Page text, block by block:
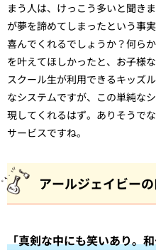
まう人は、けっこう多いと聞き
が夢を諦めてしまったという事
喜んでくれるでしょうか？何ら
を叶えてほしかったと、お子様
スクール生が利用できるキッズ
なシステムですが、この単純な
現してくれるはず。ありそうで
サービスですね。
アールジェイビー
「真剣な中にも笑いあり。